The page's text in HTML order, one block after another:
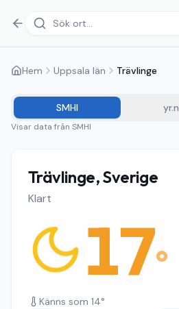
Hem Uppsala län Trävlinge
SMHI
Visar data från SMHI
Trävlinge, Sverige
Klart
17°
Känns som 14°